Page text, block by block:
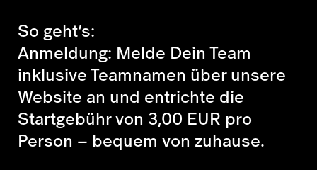
So geht’s:
Anmeldung: Melde Dein Team
inklusive Teamnamen über unsere
Website an und entrichte die
Startgebühr von 3,00 EUR pro
Person – bequem von zuhause.